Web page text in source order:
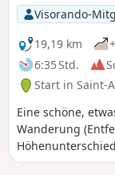
Visorando-
19,19 km
6:35 Std.
Start in Saint-
Eine schöne,
Wanderung
Reizvolle Wege